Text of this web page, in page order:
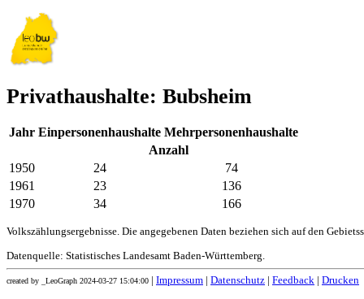
Privathaushalte: Bubsheim
Jahr Einpersonenhaushalte Mehrpersonenhaushalte
Anzahl
1950
24
74
1961
23
136
1970
34 166
Volkszählungsergebnisse. Die angegebenen Daten beziehen sich auf den
Datenquelle: Statistisches Landesamt Baden-Württemberg.
created by _LeoGraph 2024-03-27 15:04:00 Impressum Datenschutz Feedback Drucken